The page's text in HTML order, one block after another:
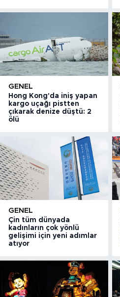
GENEL
Hong Kong'da iniş yapan
kargo uçağı pistten
çıkarak denize düştü: 2
ölü
GENEL
Çin tüm dünyada
kadınların çok yönlü
gelişimi için yeni adımlar
atıyor